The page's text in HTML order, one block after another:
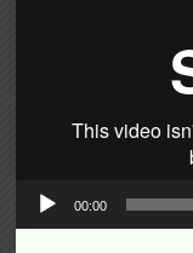
00:00